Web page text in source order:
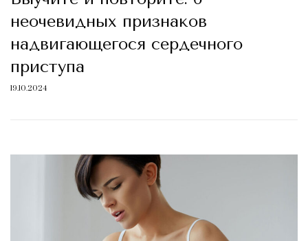
неочевидных признаков
надвигающегося сердечного
приступа
19.10.2024